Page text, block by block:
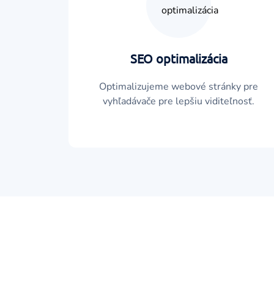
SEO optimalizácia
Optimalizujeme webové stránky pre
vyhľadávače pre lepšiu viditeľnosť.